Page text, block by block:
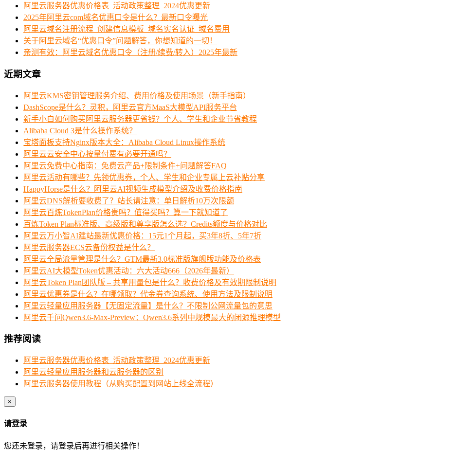
阿里云服务器优惠价格表_活动政策整理_2024优惠更新
2025年阿里云com域名优惠口令是什么？最新口令曝光
阿里云域名注册流程_创建信息模板_域名实名认证_域名费用
关于阿里云域名“优惠口令”问题解答，你想知道的一切！
亲测有效：阿里云域名优惠口令（注册/续费/转入）2025年最新
近期文章
阿里云KMS密钥管理服务介绍、费用价格及使用场景（新手指南）
DashScope是什么？灵积，阿里云官方MaaS大模型API服务平台
新手小白如何购买阿里云服务器更省钱？个人、学生和企业节省教程
Alibaba Cloud 3是什么操作系统？
宝塔面板支持Nginx版本大全：Alibaba Cloud Linux操作系统
阿里云云安全中心按量付费有必要开通吗？
阿里云免费中心指南：免费云产品+限制条件+问题解答FAQ
阿里云活动有哪些？先领优惠券，个人、学生和企业专属上云补贴分享
HappyHorse是什么？阿里云AI视频生成模型介绍及收费价格指南
阿里云DNS解析要收费了？站长请注意：单日解析10万次限额
阿里云百炼TokenPlan价格贵吗？值得买吗？算一下就知道了
百炼Token Plan标准版、高级版和尊享版怎么选？Credits额度与价格对比
阿里云万小智AI建站最新优惠价格：15元1个月起，买3年8折、5年7折
阿里云服务器ECS云备份权益是什么？
阿里云全局流量管理是什么？GTM最新3.0标准版旗舰版功能及价格表
阿里云AI大模型Token优惠活动：六大活动666（2026年最新）
阿里云Token Plan团队版 – 共享用量包是什么？收费价格及有效期限制说明
阿里云优惠券是什么？在哪领取？代金券查询系统、使用方法及限制说明
阿里云轻量应用服务器【无固定流量】是什么？不限制公网流量包的意思
阿里云千问Qwen3.6-Max-Preview：Qwen3.6系列中规模最大的闭源推理模型
推荐阅读
阿里云服务器优惠价格表_活动政策整理_2024优惠更新
阿里云轻量应用服务器和云服务器的区别
阿里云服务器使用教程（从购买配置到网站上线全流程）
×
请登录
您还未登录，请登录后再进行相关操作！